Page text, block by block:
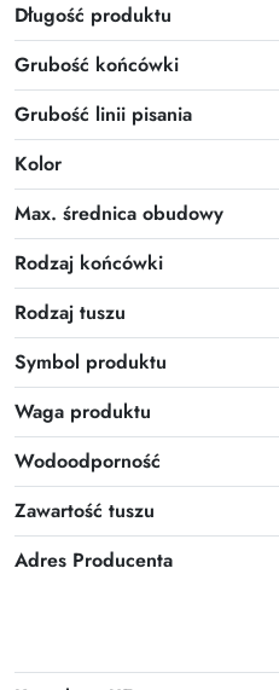
Długość produktu
Grubość końcówki
Grubość linii pisania
Kolor
Max. średnica obudowy
Rodzaj końcówki
Rodzaj tuszu
Symbol produktu
Waga produktu
Wodoodporność
Zawartość tuszu
Adres Producenta